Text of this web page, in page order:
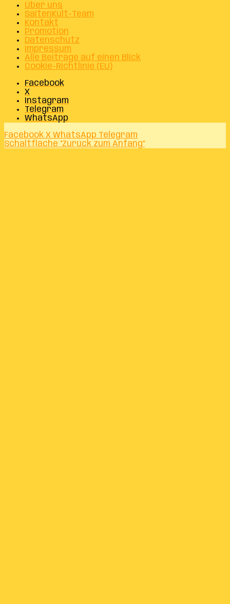
Über uns
SaitenKult-Team
Kontakt
Promotion
Datenschutz
Impressum
Alle Beiträge auf einen Blick
Cookie-Richtlinie (EU)
Facebook
X
Instagram
Telegram
WhatsApp
Facebook X WhatsApp Telegram
Schaltfläche "Zurück zum Anfang"